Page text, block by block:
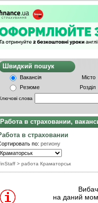
Швидкий
Вакансія
Місто
Резюме
Розділ
слова
Работа в страховании,
в страховании
по: региону
> работа Краматорськ
на даний